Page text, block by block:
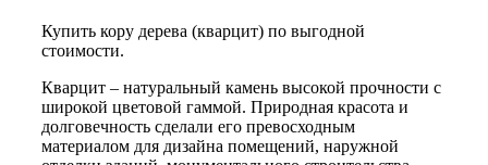
Купить кору дерева (кварцит) по выгодной
стоимости.
Кварцит – натуральный камень высокой прочности с
широкой цветовой гаммой. Природная красота и
долговечность сделали его превосходным
материалом для дизайна помещений, наружной